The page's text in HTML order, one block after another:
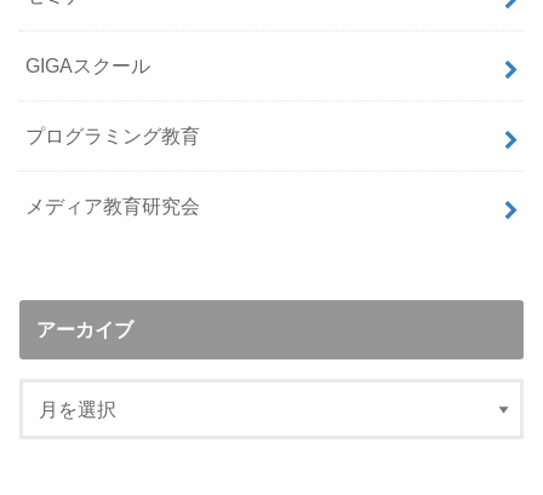
GIGAスクール
プログラミング教育
メディア教育研究会
アーカイブ